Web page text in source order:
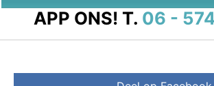
APP ONS! T. 06 -